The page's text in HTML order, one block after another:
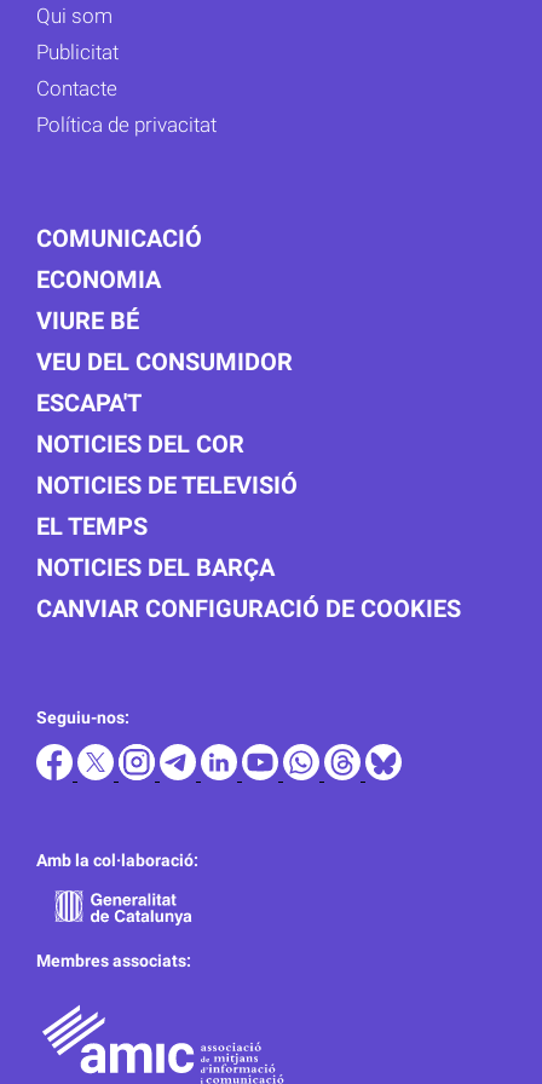
Qui som
Publicitat
Contacte
Política de privacitat
COMUNICACIÓ
ECONOMIA
VIURE BÉ
VEU DEL CONSUMIDOR
ESCAPA'T
NOTICIES DEL COR
NOTICIES DE TELEVISIÓ
EL TEMPS
NOTICIES DEL BARÇA
CANVIAR CONFIGURACIÓ DE COOKIES
Seguiu-nos:
Amb la col·laboració:
Membres associats: